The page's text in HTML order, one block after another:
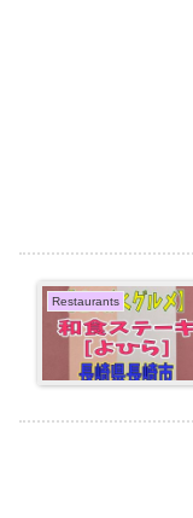
Restaurants